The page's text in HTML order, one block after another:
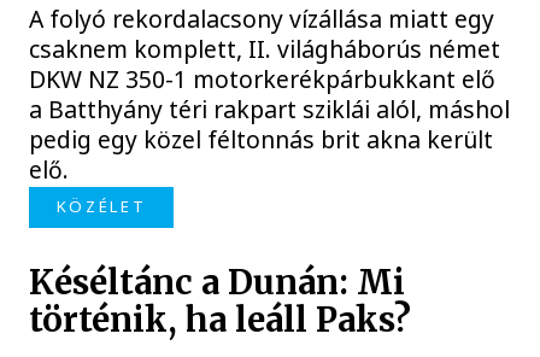
A folyó rekordalacsony vízállása miatt egy
csaknem komplett, II. világháborús német
DKW NZ 350-1 motorkerékpárbukkant elő
a Batthyány téri rakpart sziklái alól, máshol
pedig egy közel féltonnás brit akna került
elő.
KÖZÉLET
Késéltánc a Dunán: Mi
történik, ha leáll Paks?